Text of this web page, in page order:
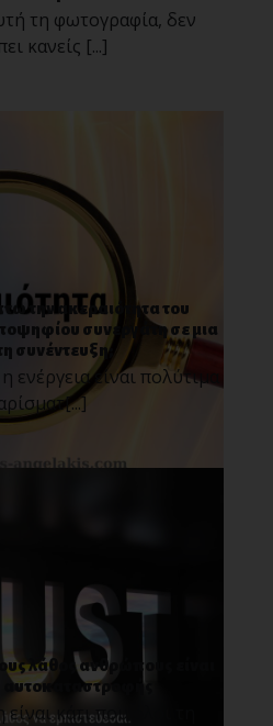
τη φωτογραφία, δεν
κανείς [...]
την ακεραιότητα του
συνεργάτη σε μια
συνέντευξη;
είναι πολύτιμα
λάθος ανθρώπους είναι
κάτι που όλοι τη